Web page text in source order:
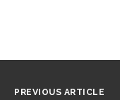
PREVIOUS ARTICLE